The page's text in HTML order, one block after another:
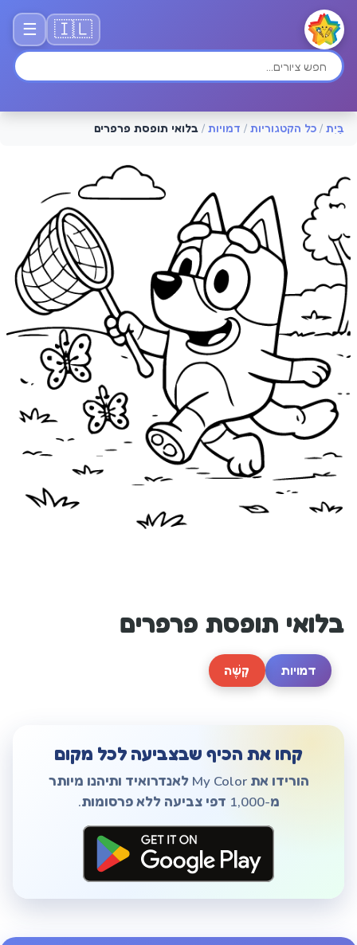
🇮🇱
☰
בַּיִת / כל הקטגוריות / דמויות / בלואי תופסת פרפרים
בלואי תופסת פרפרים
דמויות קָשֶׁה
קחו את הכיף שבצביעה לכל מקום
הורידו את My Color לאנדרואיד ותיהנו מיותר
מ-1,000 דפי צביעה ללא פרסומות.